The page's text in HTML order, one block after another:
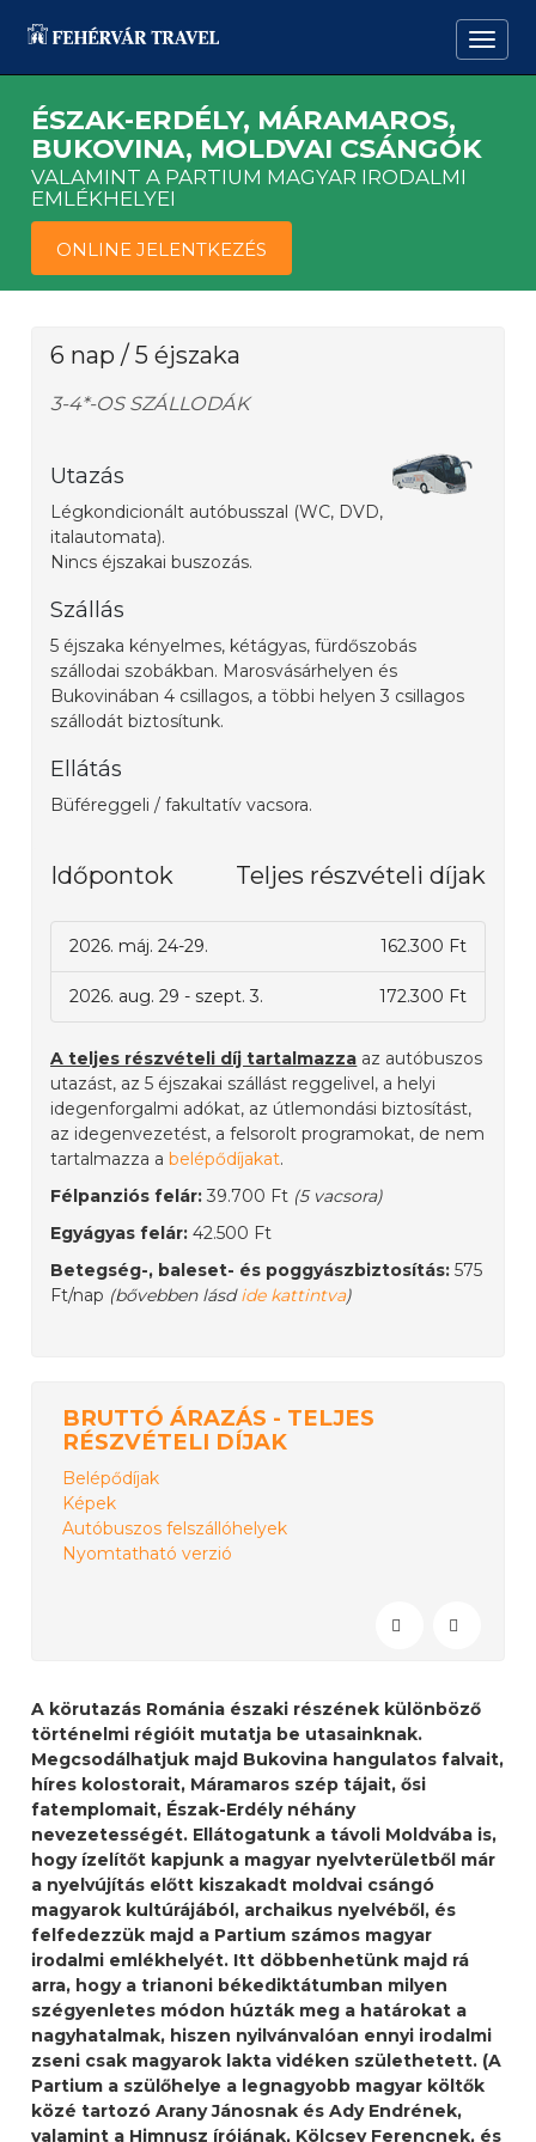
ÉSZAK-ERDÉLY, MÁRAMAROS,
BUKOVINA, MOLDVAI CSÁNGÓK
VALAMINT A PARTIUM MAGYAR IRODALMI
EMLÉKHELYEI
ONLINE JELENTKEZÉS
6 nap / 5 éjszaka
3-4*-OS SZÁLLODÁK
Utazás
Légkondicionált autóbusszal (WC, DVD,
italautomata).
Nincs éjszakai buszozás.
Szállás
5 éjszaka kényelmes, kétágyas, fürdőszobás
szállodai szobákban. Marosvásárhelyen és
Bukovinában 4 csillagos, a többi helyen 3 csillagos
szállodát biztosítunk.
Ellátás
Büféreggeli / fakultatív vacsora.
Időpontok Teljes részvételi díjak
2026. máj. 24-29. 162.300 Ft
2026. aug. 29 - szept. 3. 172.300 Ft
A teljes részvételi díj tartalmazza az autóbuszos
utazást, az 5 éjszakai szállást reggelivel, a helyi
idegenforgalmi adókat, az útlemondási biztosítást,
az idegenvezetést, a felsorolt programokat, de nem
tartalmazza abelépődíjakat.
Félpanziós felár: 39.700 Ft (5 vacsora)
Egyágyas felár: 42.500 Ft
Betegség-, baleset- és poggyászbiztosítás: 575
Ft/nap (bővebben lásdide kattintva)
BRUTTÓ ÁRAZÁS - TELJES
RÉSZVÉTELI DÍJAK
Belépődíjak
Képek
Autóbuszos felszállóhelyek
Nyomtatható verzió
A körutazás Románia északi részének különböző
történelmi régióit mutatja be utasainknak.
Megcsodálhatjuk majd Bukovina hangulatos falvait,
híres kolostorait, Máramaros szép tájait, ősi
fatemplomait, Észak-Erdély néhány
nevezetességét. Ellátogatunk a távoli Moldvába is,
hogy ízelítőt kapjunk a magyar nyelvterületből már
a nyelvújítás előtt kiszakadt moldvai csángó
magyarok kultúrájából, archaikus nyelvéből, és
felfedezzük majd a Partium számos magyar
irodalmi emlékhelyét. Itt döbbenhetünk majd rá
arra, hogy a trianoni békediktátumban milyen
szégyenletes módon húzták meg a határokat a
nagyhatalmak, hiszen nyilvánvalóan ennyi irodalmi
zseni csak magyarok lakta vidéken születhetett. (A
Partium a szülőhelye a legnagyobb magyar költők
közé tartozó Arany Jánosnak és Ady Endrének,
valamint a Himnusz írójának, Kölcsey Ferencnek, és